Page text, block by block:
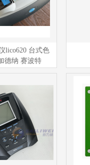
lico620 台式色
德纳 赛波特